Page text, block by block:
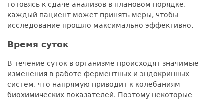
готовясь к сдаче анализов в плановом порядке,
каждый пациент может принять меры, чтобы
исследование прошло максимально эффективно.
Время суток
В течение суток в организме происходят значимые
изменения в работе ферментных и эндокринных
систем, что напрямую приводит к колебаниям
биохимических показателей. Поэтому некоторые